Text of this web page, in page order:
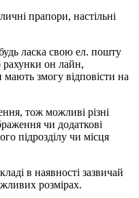
прапори, настільні
ласка свою ел. пошту
рахунки он лайн,
змогу відповісти на
тож можливі різні
чи додаткові
підрозділу чи місця
в наявності зазвичай
розмірах.